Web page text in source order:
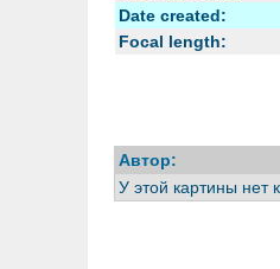
Date created:
Focal length:
Автор:
У этой картины нет